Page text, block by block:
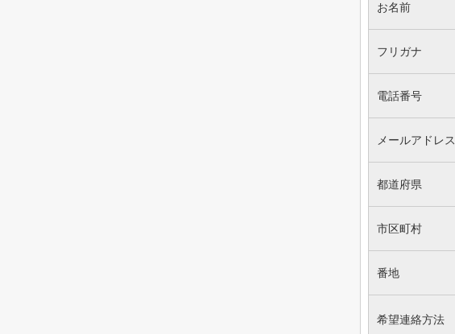
お名前
フリガナ
電話番号
メールアドレス
都道府県
市区町村
番地
希望連絡方法